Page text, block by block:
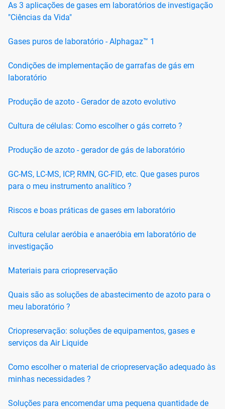
As 3 aplicações de gases em laboratórios de investigação
"Ciências da Vida"
Gases puros de laboratório - Alphagaz™ 1
Condições de implementação de garrafas de gás em
laboratório
Produção de azoto - Gerador de azoto evolutivo
Cultura de células: Como escolher o gás correto ?
Produção de azoto - gerador de gás de laboratório
GC-MS, LC-MS, ICP, RMN, GC-FID, etc. Que gases puros
para o meu instrumento analítico ?
Riscos e boas práticas de gases em laboratório
Cultura celular aeróbia e anaeróbia em laboratório de
investigação
Materiais para criopreservação
Quais são as soluções de abastecimento de azoto para o
meu laboratório ?
Criopreservação: soluções de equipamentos, gases e
serviços da Air Liquide
Como escolher o material de criopreservação adequado às
minhas necessidades ?
Soluções para encomendar uma pequena quantidade de